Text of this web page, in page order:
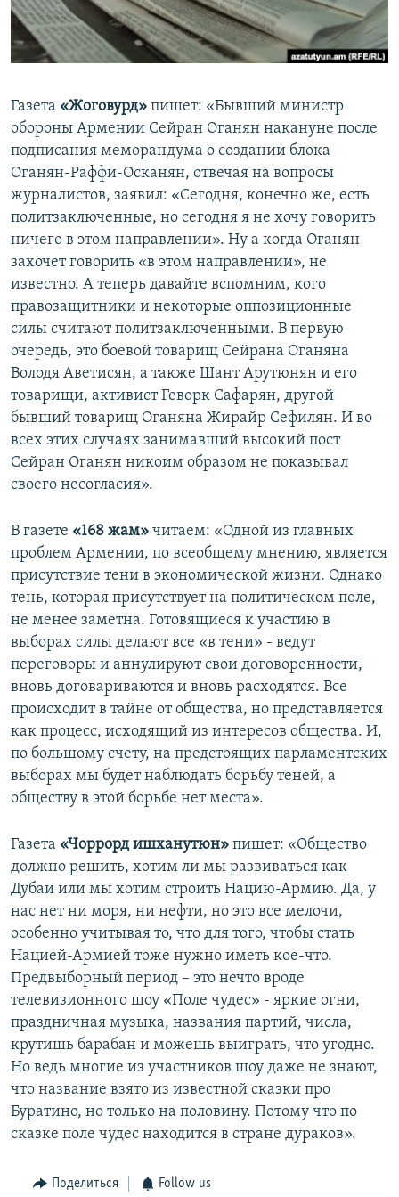
Հայերեն
English
Русский
Все сайты Радио Азатутюн
Газета «Жоговурд» пишет: «Бывший министр
обороны Армении Сейран Оганян накануне после
подписания меморандума о создании блока
Оганян-Раффи-Осканян, отвечая на вопросы
журналистов, заявил: «Сегодня, конечно же, есть
политзаключенные, но сегодня я не хочу говорить
ничего в этом направлении». Ну а когда Оганян
захочет говорить «в этом направлении», не
известно. А теперь давайте вспомним, кого
правозащитники и некоторые оппозиционные
силы считают политзаключенными. В первую
очередь, это боевой товарищ Сейрана Оганяна
Володя Аветисян, а также Шант Арутюнян и его
товарищи, активист Геворк Сафарян, другой
бывший товарищ Оганяна Жирайр Сефилян. И во
всех этих случаях занимавший высокий пост
Сейран Оганян никоим образом не показывал
своего несогласия».
В газете «168 жам» читаем: «Одной из главных
проблем Армении, по всеобщему мнению, является
присутствие тени в экономической жизни. Однако
тень, которая присутствует на политическом поле,
не менее заметна. Готовящиеся к участию в
выборах силы делают все «в тени» - ведут
переговоры и аннулируют свои договоренности,
вновь договариваются и вновь расходятся. Все
происходит в тайне от общества, но представляется
как процесс, исходящий из интересов общества. И,
по большому счету, на предстоящих парламентских
выборах мы будет наблюдать борьбу теней, а
обществу в этой борьбе нет места».
Газета «Чоррорд ишханутюн» пишет: «Общество
должно решить, хотим ли мы развиваться как
Дубаи или мы хотим строить Нацию-Армию. Да, у
нас нет ни моря, ни нефти, но это все мелочи,
особенно учитывая то, что для того, чтобы стать
Нацией-Армией тоже нужно иметь кое-что.
Предвыборный период – это нечто вроде
телевизионного шоу «Поле чудес» - яркие огни,
праздничная музыка, названия партий, числа,
крутишь барабан и можешь выиграть, что угодно.
Но ведь многие из участников шоу даже не знают,
что название взято из известной сказки про
Буратино, но только на половину. Потому что по
сказке поле чудес находится в стране дураков».
Поделиться Follow us